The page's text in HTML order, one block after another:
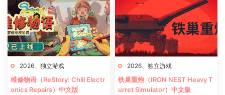
2026 独立游戏
维修物语（ReStory: Chill Electr
onics Repairs）中文版
2026 独立游戏
铁巢重炮（IRON NEST Heavy T
urret Simulator）中文版